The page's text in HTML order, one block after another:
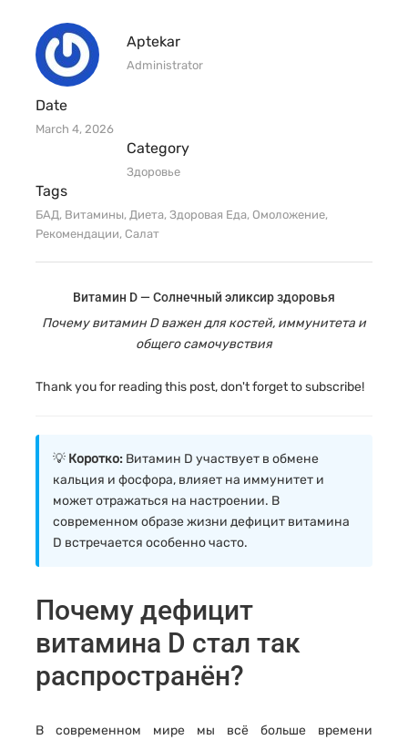
Aptekar
Administrator
Date
March 4, 2026
Category
Здоровье
Tags
БАД, Витамины, Диета, Здоровая Еда, Омоложение,
Рекомендации, Салат
Витамин D — Солнечный эликсир здоровья
Почему витамин D важен для костей, иммунитета и
общего самочувствия
Thank you for reading this post, don't forget to subscribe!
💡 Коротко: Витамин D участвует в обмене
кальция и фосфора, влияет на иммунитет и
может отражаться на настроении. В
современном образе жизни дефицит витамина
D встречается особенно часто.
Почему дефицит
витамина D стал так
распространён?
В современном мире мы всё больше времени